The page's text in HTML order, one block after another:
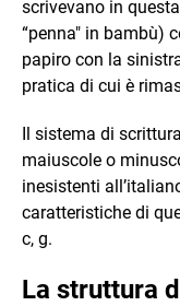
scrivevano in
“penna" in bambù)
papiro con la
pratica di cui è
Il sistema di
maiuscole o
inesistenti
caratteristiche di
c, g.
La struttura